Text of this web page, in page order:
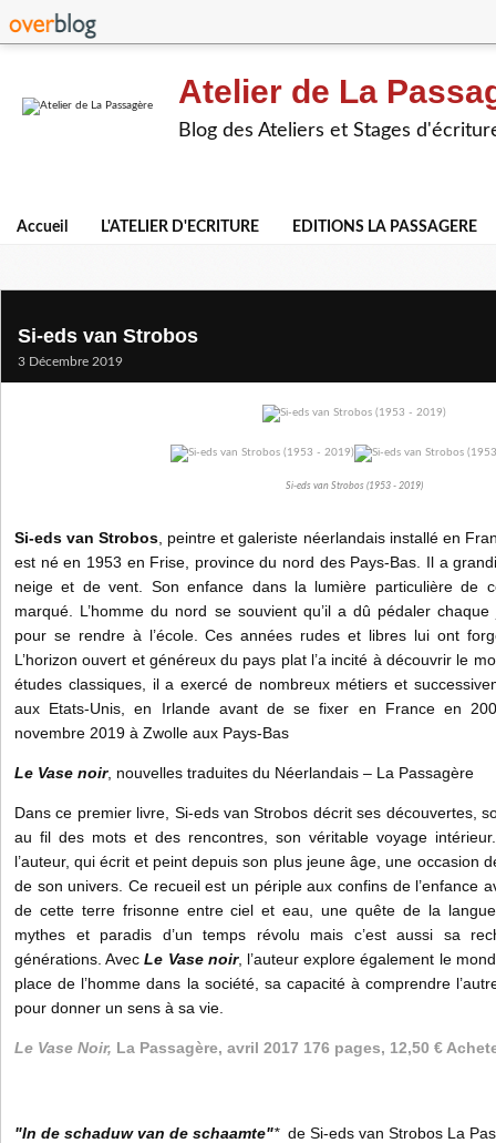
Atelier de La
Blog des Ateliers et Stages
Accueil L'ATELIER D'ECRITURE EDITIONS LA PASSAGERE
Si-eds van Strobos
3 Décembre 2019
Si-eds van Strobos (1953 - 2019)
Si-eds van Strobos , peintre et galeriste néerlandais installé en
est né en 1953 en Frise, province du nord des Pays-Bas. Il a
neige et de vent. Son enfance dans la lumière particulière de
marqué. L’homme du nord se souvient qu’il a dû pédaler
pour se rendre à l’école. Ces années rudes et libres lui ont
L’horizon ouvert et généreux du pays plat l’a incité à découvrir le
études classiques, il a exercé de nombreux métiers et
aux Etats-Unis, en Irlande avant de se fixer en France en
novembre 2019 à Zwolle aux Pays-Bas
Le Vase noir, nouvelles traduites du Néerlandais – La Passagère
Dans ce premier livre, Si-eds van Strobos décrit ses découvertes,
au fil des mots et des rencontres, son véritable voyage
l’auteur, qui écrit et peint depuis son plus jeune âge, une occasion
de son univers. Ce recueil est un périple aux confins de l’enfance
de cette terre frisonne entre ciel et eau, une quête de la
mythes et paradis d’un temps révolu mais c’est aussi sa
générations. AvecLe Vase noir, l’auteur explore également le
place de l’homme dans la société, sa capacité à comprendre
pour donner un sens à sa vie.
Le Vase Noir, La Passagère, avril 2017 176 pages, 12,50 €
"In de schaduw van de schaamte"* de Si-eds van Strobos La